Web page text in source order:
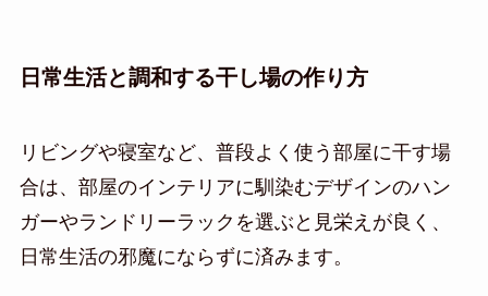
日常生活と調和する干し場の作り方
リビングや寝室など、普段よく使う部屋に干す場
合は、部屋のインテリアに馴染むデザインのハン
ガーやランドリーラックを選ぶと見栄えが良く、
日常生活の邪魔にならずに済みます。